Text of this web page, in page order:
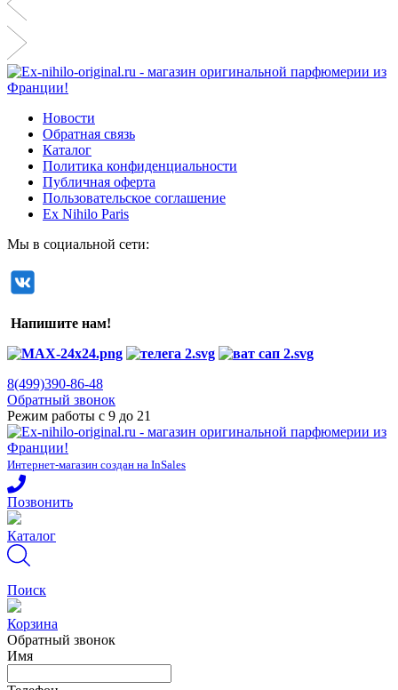
Новости
Обратная связь
Каталог
Политика конфиденциальности
Публичная оферта
Пользовательское соглашение
Ex Nihilo Paris
Мы в социальной сети:
Напишите нам!
8(499)390-86-48
Обратный звонок
Режим работы с 9 до 21
Интернет-магазин создан на InSales
Позвонить
Каталог
Поиск
Корзина
Обратный звонок
Имя